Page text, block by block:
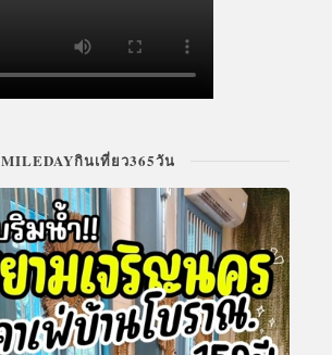
MILEDAYกินเที่ยว365วัน